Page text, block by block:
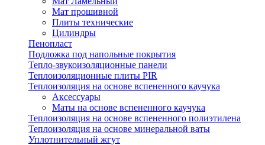
Мат прошивной
Плиты технические
Цилиндры
Пенопласт
Подложка под напольные покрытия
Тепло-звукоизоляционные панели
Теплоизоляционные плиты PIR
Теплоизоляция на основе вспененного каучука
Аксессуары
Маты на основе вспененного каучука
Теплоизоляция на основе вспененного полиэтилена
Теплоизоляция на основе минеральной ваты
Уплотнительный жгут